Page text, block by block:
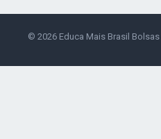
© 2026 Educa Mais Brasil Bolsas